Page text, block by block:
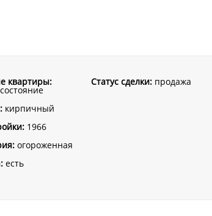
квартиры:
кирпичный
1966
огороженная
есть
Статус сделки:продажа